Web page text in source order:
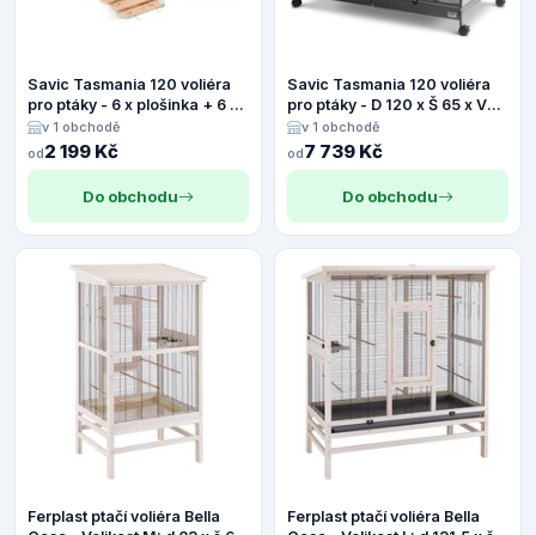
Savic Tasmania 120 voliéra
pro ptáky - 6 x plošinka + 6 x
schůdky
v 1 obchodě
od2 199 Kč
Do obchodu
Savic Tasmania 120 voliéra
pro ptáky - D 120 x Š 65 x V
107 cm
v 1 obchodě
od7 739 Kč
Do obchodu
Ferplast ptačí voliéra Bella
Ferplast ptačí voliéra Bella